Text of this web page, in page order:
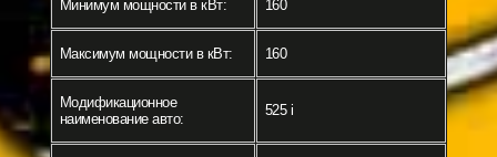
Минимум мощности в кВт: 160
Максимум мощности в кВт: 160
Модификационное
наименование авто:
525 i